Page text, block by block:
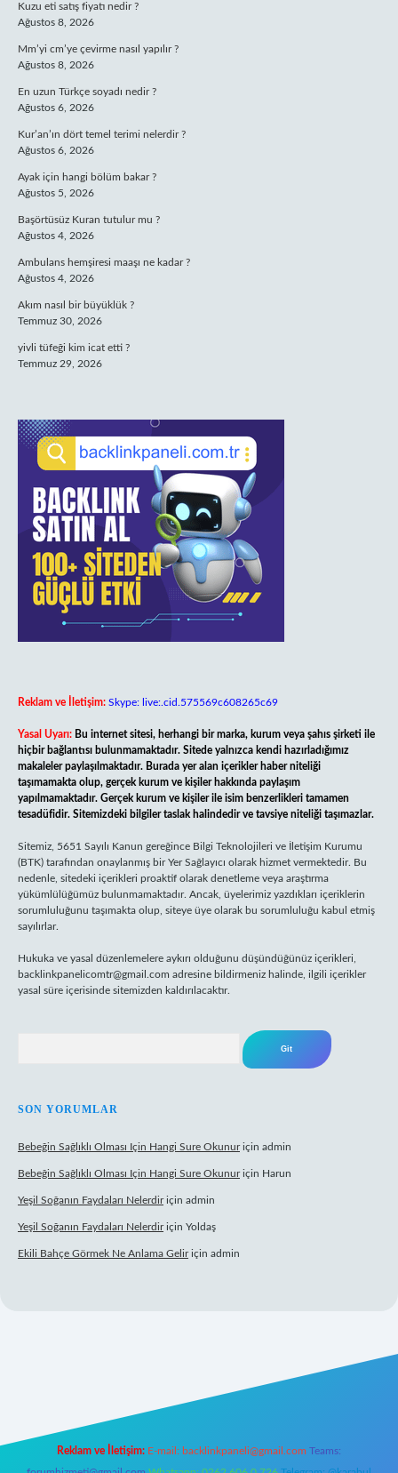
Kuzu eti satış fiyatı nedir ?
Ağustos 8, 2026
Mm’yi cm’ye çevirme nasıl yapılır ?
Ağustos 8, 2026
En uzun Türkçe soyadı nedir ?
Ağustos 6, 2026
Kur’an’ın dört temel terimi nelerdir ?
Ağustos 6, 2026
Ayak için hangi bölüm bakar ?
Ağustos 5, 2026
Başörtüsüz Kuran tutulur mu ?
Ağustos 4, 2026
Ambulans hemşiresi maaşı ne kadar ?
Ağustos 4, 2026
Akım nasıl bir büyüklük ?
Temmuz 30, 2026
yivli tüfeği kim icat etti ?
Temmuz 29, 2026
Reklam ve İletişim: Skype: live:.cid.575569c608265c69
Yasal Uyarı: Bu internet sitesi, herhangi bir marka, kurum veya şahıs şirketi ile
hiçbir bağlantısı bulunmamaktadır. Sitede yalnızca kendi hazırladığımız
makaleler paylaşılmaktadır. Burada yer alan içerikler haber niteliği
taşımamakta olup, gerçek kurum ve kişiler hakkında paylaşım
yapılmamaktadır. Gerçek kurum ve kişiler ile isim benzerlikleri tamamen
tesadüfidir. Sitemizdeki bilgiler taslak halindedir ve tavsiye niteliği taşımazlar.
Sitemiz, 5651 Sayılı Kanun gereğince Bilgi Teknolojileri ve İletişim Kurumu
(BTK) tarafından onaylanmış bir Yer Sağlayıcı olarak hizmet vermektedir. Bu
nedenle, sitedeki içerikleri proaktif olarak denetleme veya araştırma
yükümlülüğümüz bulunmamaktadır. Ancak, üyelerimiz yazdıkları içeriklerin
sorumluluğunu taşımakta olup, siteye üye olarak bu sorumluluğu kabul etmiş
sayılırlar.
Hukuka ve yasal düzenlemelere aykırı olduğunu düşündüğünüz içerikleri,
backlinkpanelicomtr@gmail.com adresine bildirmeniz halinde, ilgili içerikler
yasal süre içerisinde sitemizden kaldırılacaktır.
SON YORUMLAR
Bebeğin Sağlıklı Olması Için Hangi Sure Okunuriçin admin
Bebeğin Sağlıklı Olması Için Hangi Sure Okunuriçin Harun
Yeşil Soğanın Faydaları Nelerdiriçin admin
Yeşil Soğanın Faydaları Nelerdiriçin Yoldaş
Ekili Bahçe Görmek Ne Anlama Geliriçin admin
Reklam ve İletişim: E-mail: backlinkpaneli@gmail.com Teams: